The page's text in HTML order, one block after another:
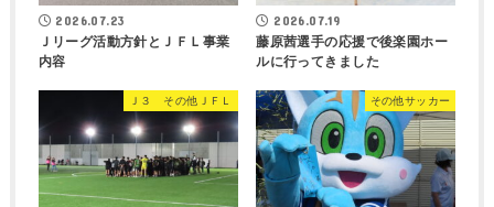
2026.07.23
Ｊリーグ活動方針とＪＦＬ事業
内容
2026.07.19
藤原茜選手の応援で後楽園ホー
ルに行ってきました
Ｊ３ その他ＪＦＬ その他サッカー